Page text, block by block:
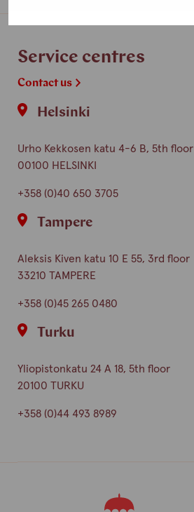
Service centres
Contact us
Helsinki
Urho Kekkosen katu 4-6 B, 5th floor
00100 HELSINKI
+358 (0)40 650 3705
Tampere
Aleksis Kiven katu 10 E 55, 3rd floor
33210 TAMPERE
+358 (0)45 265 0480
Turku
Yliopistonkatu 24 A 18, 5th floor
20100 TURKU
+358 (0)44 493 8989